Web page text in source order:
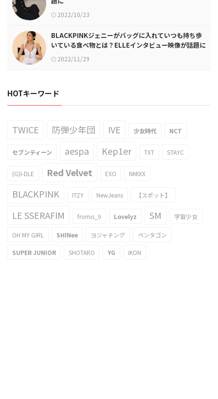
2022/10/23
BLACKPINKジェニーがバッグに入れていつも持ち歩
いている食べ物とは？ELLEインタビュー映像が話題に
2022/11/29
HOTキーワード
TWICE 防弾少年団 IVE 少女時代 NCT
セブンティーン aespa Kep1er TXT STAYC
(G)I-DLE Red Velvet EXO NMIXX
BLACKPINK ITZY NewJeans 【スポット】
LE SSERAFIM fromis_9 Lovelyz SM 宇宙少女
OH MY GIRL SHINee ヨジャチング ペンタゴン
SUPER JUNIOR SHOTARO YG iKON